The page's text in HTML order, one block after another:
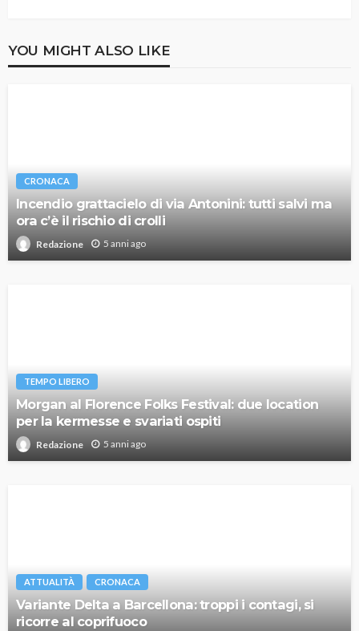
YOU MIGHT ALSO LIKE
CRONACA
Incendio grattacielo di via Antonini: tutti salvi ma
ora c’è il rischio di crolli
Redazione 5 anni ago
TEMPO LIBERO
Morgan al Florence Folks Festival: due location
per la kermesse e svariati ospiti
Redazione 5 anni ago
ATTUALITÀ CRONACA
Variante Delta a Barcellona: troppi i contagi, si
ricorre al coprifuoco